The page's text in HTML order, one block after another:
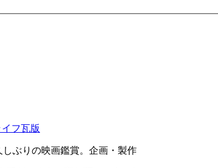
フ瓦版
ぶりの映画鑑賞。企画・製作